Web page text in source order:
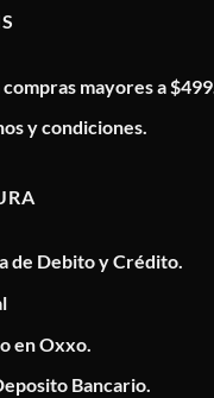
mayores a $499.
y condiciones.
de Debito y Crédito.
en Oxxo.
Bancario.